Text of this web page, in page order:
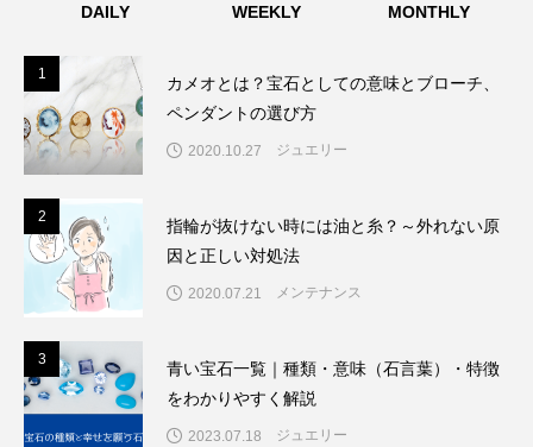
DAILY WEEKLY MONTHLY
1
カメオとは？宝石としての意味とブローチ、
ペンダントの選び方
2020.10.27 ジュエリー
2
指輪が抜けない時には油と糸？～外れない原
因と正しい対処法
2020.07.21 メンテナンス
3
青い宝石一覧｜種類・意味（石言葉）・特徴
をわかりやすく解説
2023.07.18 ジュエリー